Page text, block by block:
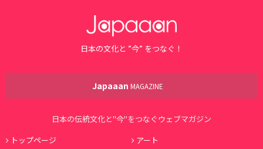
日本の文化と ”今” をつなぐ！
Japaaan MAGAZINE
日本の伝統文化と"今"をつなぐウェブマガジン
トップページ
アート